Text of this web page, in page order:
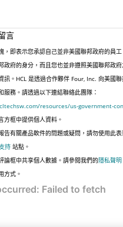
言
，即表示您承認自己並非美國聯邦政府的員
政府的身分，而且您也並非遵照美國聯邦政
訊。HCL 是透過合作夥伴 Four, Inc. 向美國
服務。請透過以下連結聯絡此團隊：
resources/us-government-
方框中提供個人資料。
告有關產品軟件的問題或疑問，請勿使用此
持站點。
論框中共享個人數據。請參閱我們的隱私聲明
方式。